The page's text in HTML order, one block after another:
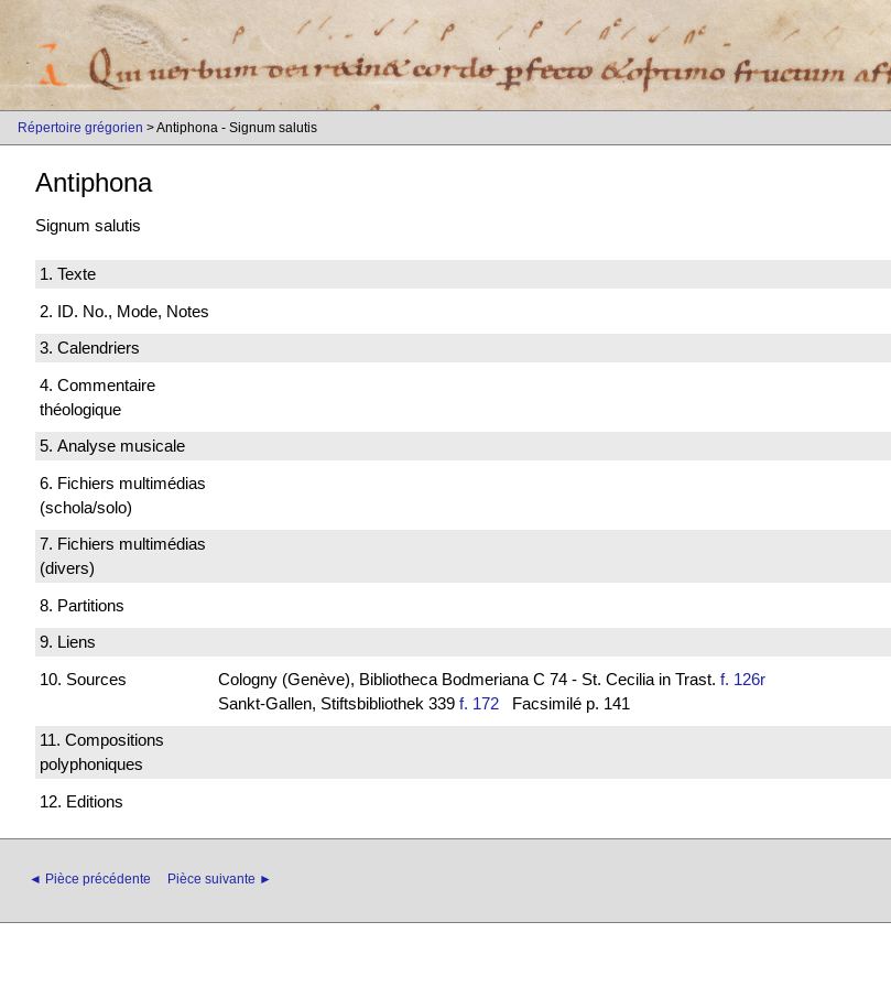
Répertoire grégorien > Antiphona - Signum salutis
Antiphona
Signum salutis
1. Texte
2. ID. No., Mode, Notes
3. Calendriers
4. Commentaire
théologique
5. Analyse musicale
6. Fichiers multimédias
(schola/solo)
7. Fichiers multimédias
(divers)
8. Partitions
9. Liens
10. Sources
Cologny (Genève), Bibliotheca Bodmeriana C 74 - St. Cecilia in Trast. f. 126r
Sankt-Gallen, Stiftsbibliothek 339 f. 172Facsimilé p. 141
11. Compositions
polyphoniques
12. Editions
◄ Pièce précédente Pièce suivante ►